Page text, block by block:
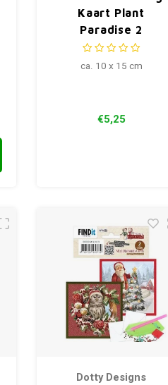
Kaart Plant
Paradise 2
ca. 10 x 15 cm
€5,25
Dotty Designs